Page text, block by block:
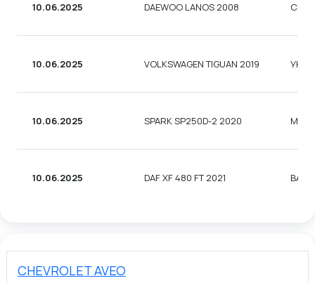
10.06.2025 DAEWOO LANOS 2008
10.06.2025 VOLKSWAGEN TIGUAN 2019
10.06.2025 SPARK SP250D-2 2020
10.06.2025 DAF XF 480 FT 2021
CHEVROLET AVEO